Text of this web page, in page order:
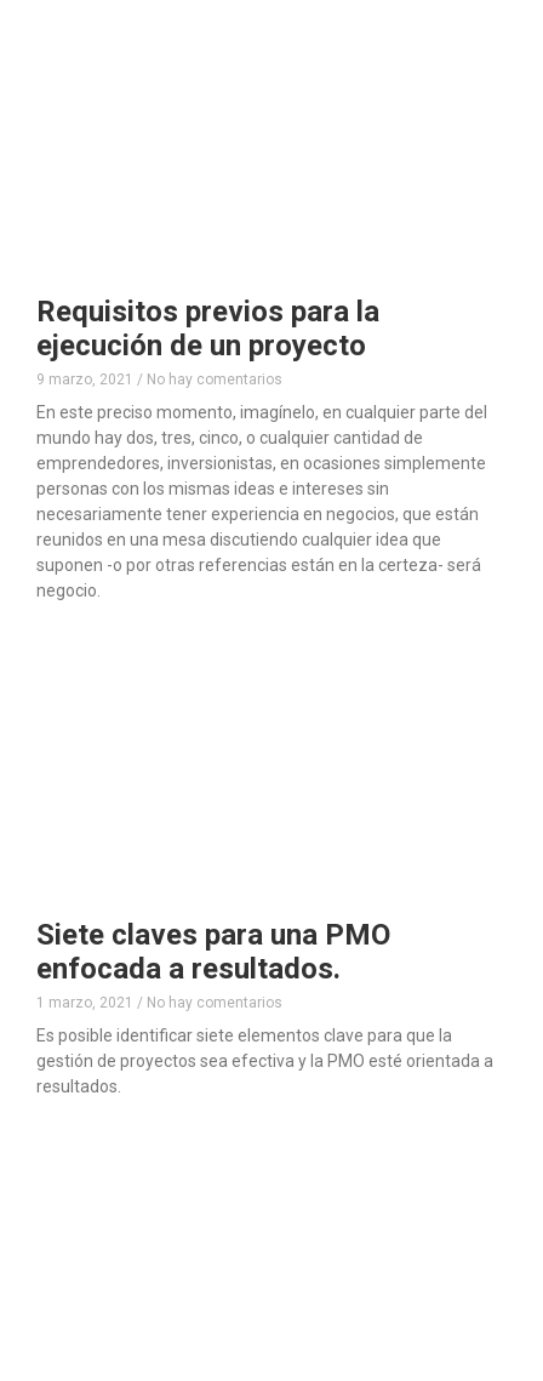
Requisitos previos para la
ejecución de un proyecto
9 marzo, 2021 No hay comentarios
En este preciso momento, imagínelo, en cualquier parte del
mundo hay dos, tres, cinco, o cualquier cantidad de
emprendedores, inversionistas, en ocasiones simplemente
personas con los mismas ideas e intereses sin
necesariamente tener experiencia en negocios, que están
reunidos en una mesa discutiendo cualquier idea que
suponen -o por otras referencias están en la certeza- será
negocio.
Siete claves para una PMO
enfocada a resultados.
1 marzo, 2021 No hay comentarios
Es posible identificar siete elementos clave para que la
gestión de proyectos sea efectiva y la PMO esté orientada a
resultados.